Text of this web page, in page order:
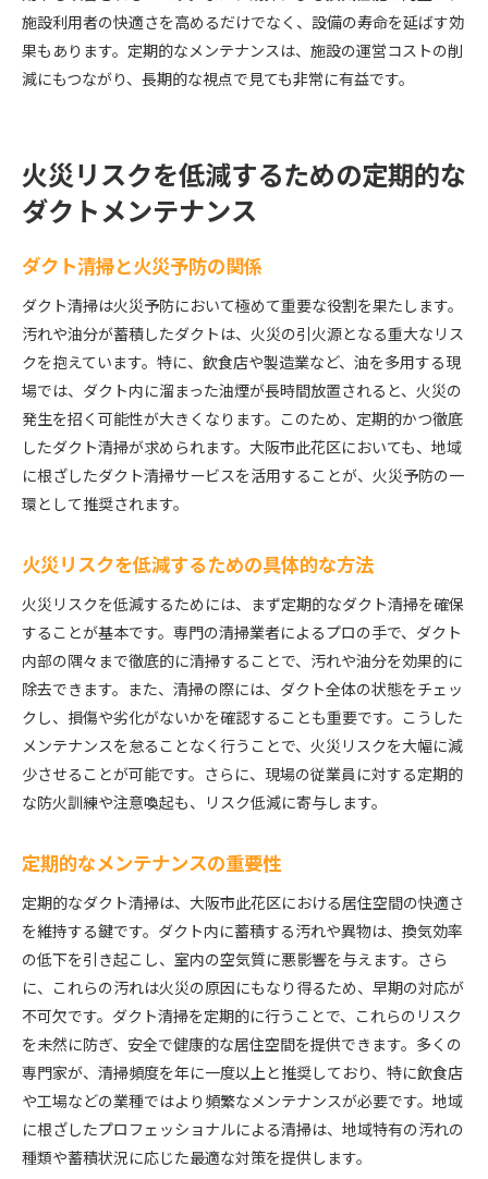
施設利用者の快適さを高めるだけでなく、設備の寿命を延ばす効
果もあります。定期的なメンテナンスは、施設の運営コストの削
減にもつながり、長期的な視点で見ても非常に有益です。
火災リスクを低減するための定期的な
ダクトメンテナンス
ダクト清掃と火災予防の関係
ダクト清掃は火災予防において極めて重要な役割を果たします。
汚れや油分が蓄積したダクトは、火災の引火源となる重大なリス
クを抱えています。特に、飲食店や製造業など、油を多用する現
場では、ダクト内に溜まった油煙が長時間放置されると、火災の
発生を招く可能性が大きくなります。このため、定期的かつ徹底
したダクト清掃が求められます。大阪市此花区においても、地域
に根ざしたダクト清掃サービスを活用することが、火災予防の一
環として推奨されます。
火災リスクを低減するための具体的な方法
火災リスクを低減するためには、まず定期的なダクト清掃を確保
することが基本です。専門の清掃業者によるプロの手で、ダクト
内部の隅々まで徹底的に清掃することで、汚れや油分を効果的に
除去できます。また、清掃の際には、ダクト全体の状態をチェッ
クし、損傷や劣化がないかを確認することも重要です。こうした
メンテナンスを怠ることなく行うことで、火災リスクを大幅に減
少させることが可能です。さらに、現場の従業員に対する定期的
な防火訓練や注意喚起も、リスク低減に寄与します。
定期的なメンテナンスの重要性
定期的なダクト清掃は、大阪市此花区における居住空間の快適さ
を維持する鍵です。ダクト内に蓄積する汚れや異物は、換気効率
の低下を引き起こし、室内の空気質に悪影響を与えます。さら
に、これらの汚れは火災の原因にもなり得るため、早期の対応が
不可欠です。ダクト清掃を定期的に行うことで、これらのリスク
を未然に防ぎ、安全で健康的な居住空間を提供できます。多くの
専門家が、清掃頻度を年に一度以上と推奨しており、特に飲食店
や工場などの業種ではより頻繁なメンテナンスが必要です。地域
に根ざしたプロフェッショナルによる清掃は、地域特有の汚れの
種類や蓄積状況に応じた最適な対策を提供します。